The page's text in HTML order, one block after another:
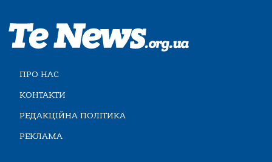
ПРО НАС
КОНТАКТИ
РЕДАКЦІЙНА ПОЛІТИКА
РЕКЛАМА